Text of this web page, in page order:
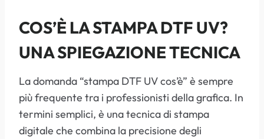
COS’È LA STAMPA DTF UV?
UNA SPIEGAZIONE TECNICA
La domanda “stampa DTF UV cos’è” è sempre
più frequente tra i professionisti della grafica. In
termini semplici, è una tecnica di stampa
digitale che combina la precisione degli